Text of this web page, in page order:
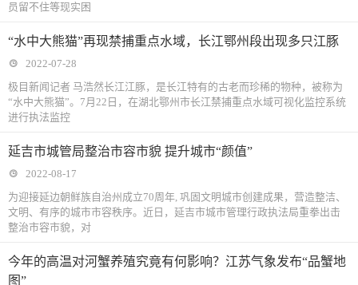
员留不住等现实困
“水中大熊猫”再现禁捕重点水域，长江鄂州段出现多只江豚
2022-07-28
极目新闻记者 马浩然长江江豚，是长江特有的古老而珍稀的物种，被称为
“水中大熊猫”。7月22日，在湖北鄂州市长江禁捕重点水域可视化监控系统
进行执法监控
延吉市城管局整治市容市貌 提升城市“颜值”
2022-08-17
为迎接延边朝鲜族自治州成立70周年, 巩固文明城市创建成果，营造整洁、
文明、有序的城市市容秩序。近日，延吉市城市管理行政执法局重拳出击
整治市容市貌，对
今年的高温对河蟹养殖究竟有何影响？江苏气象发布“品蟹地
图”